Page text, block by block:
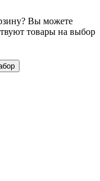
Вы можете
товары на выбор